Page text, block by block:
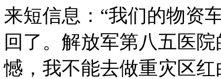
来短信息：“我们的物资
回了。解放军第八五医
憾，我不能去做重灾区